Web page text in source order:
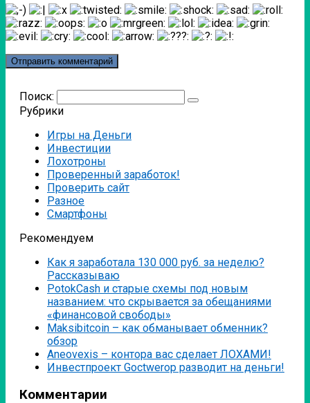
Поиск:
Рубрики
Игры на Деньги
Инвестиции
Лохотроны
Проверенный заработок!
Проверить сайт
Разное
Смартфоны
Рекомендуем
Как я заработала 130 000 руб. за неделю?
Рассказываю
PotokCash и старые схемы под новым
названием: что скрывается за обещаниями
«финансовой свободы»
Мaksibitcoin – как обманывает обменник?
обзор
Аneovexis – контора вас сделает ЛОХАМИ!
Инвестпроект Goctwerop разводит на деньги!
Комментарии